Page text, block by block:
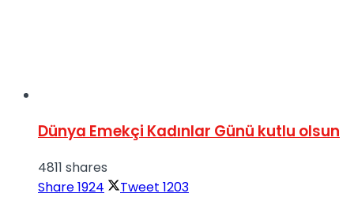
Dünya Emekçi Kadınlar Günü kutlu olsun
4811 shares
Share1924 Tweet 1203